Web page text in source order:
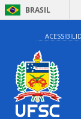
BRASIL